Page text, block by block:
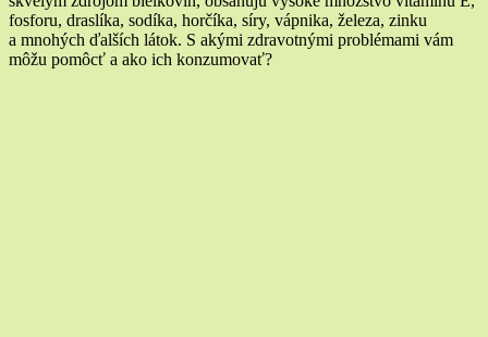
fosforu, draslíka, sodíka, horčíka, síry, vápnika, železa, zinku
a mnohých ďalších látok. S akými zdravotnými problémami vám
môžu pomôcť a ako ich konzumovať?